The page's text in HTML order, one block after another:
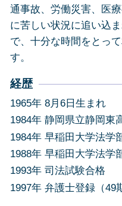
通事故、労働災害、医
に苦しい状況に追い込
で、十分な時間をとっ
す。
経歴
1965年 8月6日生まれ
1984年 静岡県立静岡東
1984年 早稲田大学法学
1988年 早稲田大学法学
1993年 司法試験合格
1997年 弁護士登録（49